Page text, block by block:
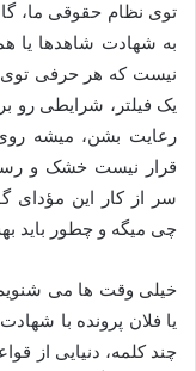
توی نظام حقوقی ما،
به شهادت شاهدها یا
نیست که هر حرفی توی
یک فیلتر، شرایطی رو
رعایت بشن، میشه
قرار نیست خشک و
سر از کار این مؤدای
چی میگه و چطور باید
خیلی وقت ها می شنویم
یا فلان پرونده با
چند کلمه، دنیایی از